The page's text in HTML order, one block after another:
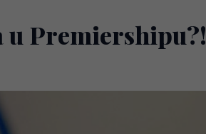
Premiershipu?!